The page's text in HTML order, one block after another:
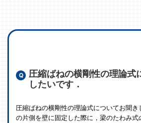
圧縮ばねの横剛性の理論式
したいです．
圧縮ばねの横剛性の理論式についてお聞
の片側を壁に固定した際に，梁のたわみ式